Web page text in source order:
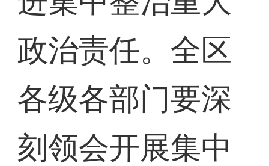
政治责任。全区
各级各部门要深
刻领会开展集中